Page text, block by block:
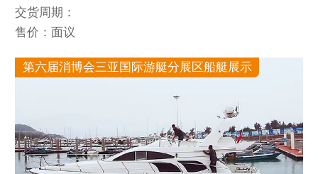
交货周期：
售价：面议
第六届消博会三亚国际游艇分展区船艇展示